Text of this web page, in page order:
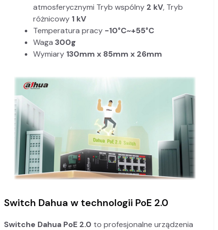
atmosferycznymi Tryb wspólny 2 kV, Tryb
różnicowy 1 kV
Temperatura pracy -10°C~+55°C
Waga 300g
Wymiary 130mm x 85mm x 26mm
Switch Dahua w technologii PoE 2.0
Switche Dahua PoE 2.0 to profesjonalne urządzenia